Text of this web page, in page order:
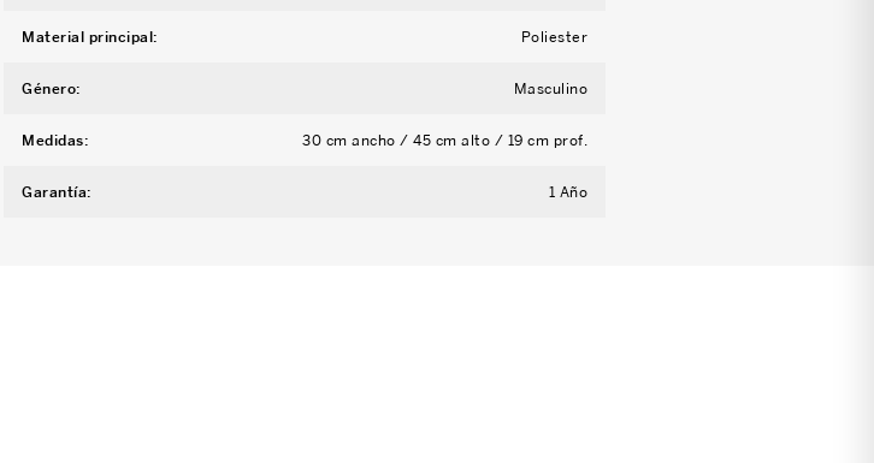
Material principal: Poliester
Género: Masculino
Medidas: 30 cm ancho / 45 cm alto / 19 cm prof.
Garantía: 1 Año